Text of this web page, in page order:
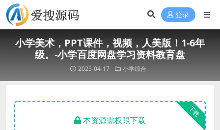
登录
小学美术，PPT课件，视频，人美版！1-6年
级。-小学百度网盘学习资料教育盘
2025-04-17 小学综合
下载
本资源需权限下载